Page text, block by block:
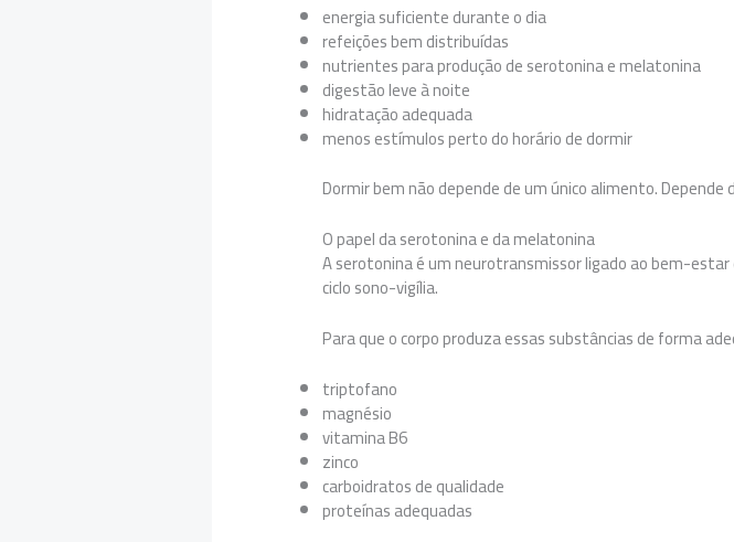
energia suficiente durante o dia
refeições bem distribuídas
nutrientes para produção de serotonina e melatonina
digestão leve à noite
hidratação adequada
menos estímulos perto do horário de dormir
Dormir bem não depende de um único alimento.
O papel da serotonina e da melatonina
A serotonina é um neurotransmissor ligado ao bem-
ciclo sono-vigília.
Para que o corpo produza essas substâncias de forma
triptofano
magnésio
vitamina B6
zinco
carboidratos de qualidade
proteínas adequadas